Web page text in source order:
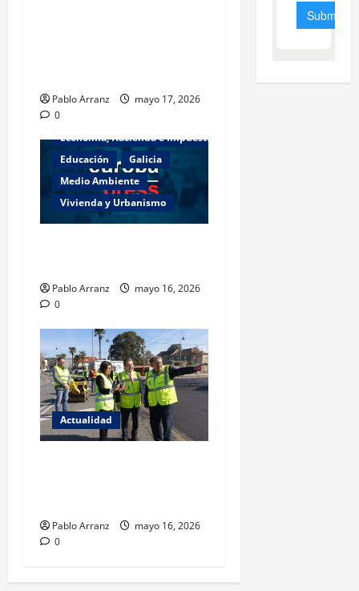
Pablo Arranz
mayo 17, 2026
0
Economía, Hacienda e Impuestos
Educación
Galicia
Medio Ambiente
Vivienda y Urbanismo
Pablo Arranz
mayo 16, 2026
0
Actualidad
Pablo Arranz
mayo 16, 2026
0